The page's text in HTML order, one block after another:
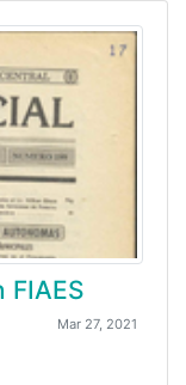
FIAES
Mar 27, 2021